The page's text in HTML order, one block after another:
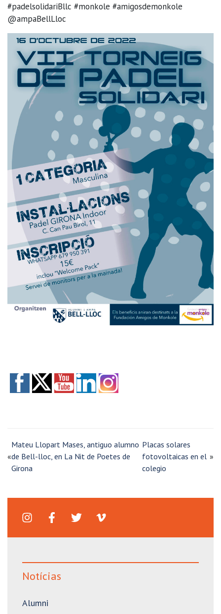
#padelsolidariBllc #monkole #amigosdemonkole
@ampaBellLloc
«
Mateu Llopart Mases, antiguo alumno
de Bell-lloc, en La Nit de Poetes de
Girona
Placas solares
fotovoltaicas en el
colegio
»
Notícias
Alumni